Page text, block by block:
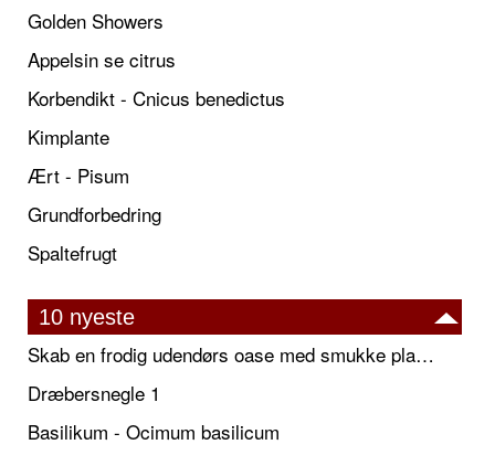
Golden Showers
Appelsin se citrus
Korbendikt - Cnicus benedictus
Kimplante
Ært - Pisum
Grundforbedring
Spaltefrugt
10 nyeste
Skab en frodig udendørs oase med smukke plantekrukker og elegante espalier
Dræbersnegle 1
Basilikum - Ocimum basilicum